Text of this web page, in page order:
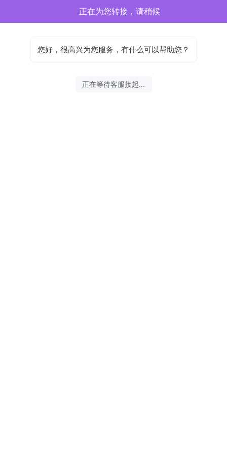
正在为您转接，请稍候
您好，很高兴为您服务，有什么可以帮助您？
正在等待客服接起...